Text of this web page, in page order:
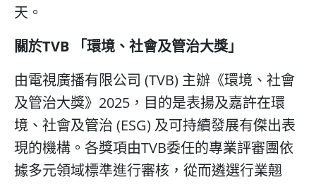
天。
關於TVB 「環境、社會及管治大獎」
由電視廣播有限公司 (TVB) 主辦《環境、社會
及管治大獎》2025，目的是表揚及嘉許在環
境、社會及管治 (ESG) 及可持續發展有傑出表
現的機構。各獎項由TVB委任的專業評審團依
據多元領域標準進行審核，從而遴選行業翹